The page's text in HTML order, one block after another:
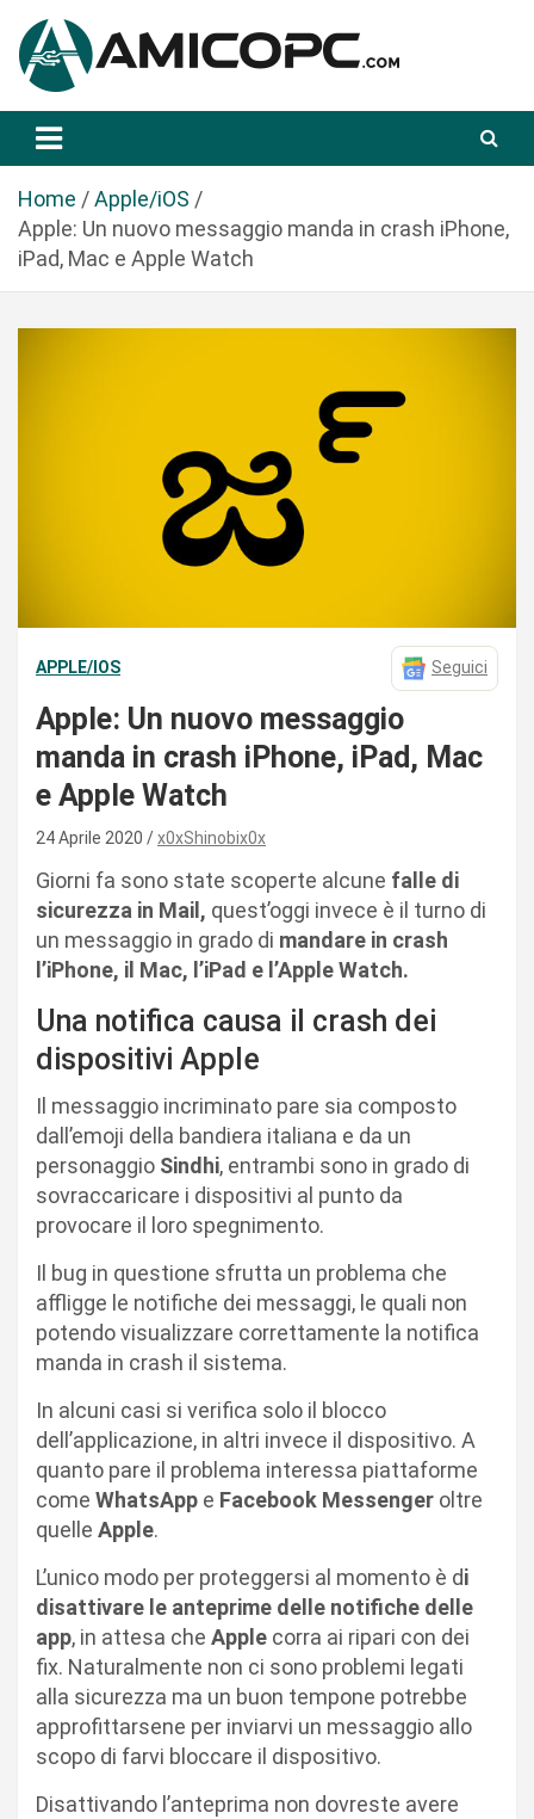
a
Amicopc.com
Home
Apple/iOS
Apple: Un nuovo messaggio manda in crash iPhone,
iPad, Mac e Apple Watch
APPLE/IOS Seguici
Apple: Un nuovo messaggio
manda in crash iPhone, iPad, Mac
e Apple Watch
24 Aprile 2020 x0xShinobix0x
Giorni fa sono state scoperte alcune falle di
sicurezza in Mail, quest’oggi invece è il turno di
un messaggio in grado di mandare in crash
l’iPhone, il Mac, l’iPad e l’Apple Watch.
Una notifica causa il crash dei
dispositivi Apple
Il messaggio incriminato pare sia composto
dall’emoji della bandiera italiana e da un
personaggio Sindhi, entrambi sono in grado di
sovraccaricare i dispositivi al punto da
provocare il loro spegnimento.
Il bug in questione sfrutta un problema che
affligge le notifiche dei messaggi, le quali non
potendo visualizzare correttamente la notifica
manda in crash il sistema.
In alcuni casi si verifica solo il blocco
dell’applicazione, in altri invece il dispositivo. A
quanto pare il problema interessa piattaforme
come WhatsApp e Facebook Messenger oltre
quelle Apple.
L’unico modo per proteggersi al momento è di
disattivare le anteprime delle notifiche delle
app, in attesa che Apple corra ai ripari con dei
fix. Naturalmente non ci sono problemi legati
alla sicurezza ma un buon tempone potrebbe
approfittarsene per inviarvi un messaggio allo
scopo di farvi bloccare il dispositivo.
Disattivando l’anteprima non dovreste avere